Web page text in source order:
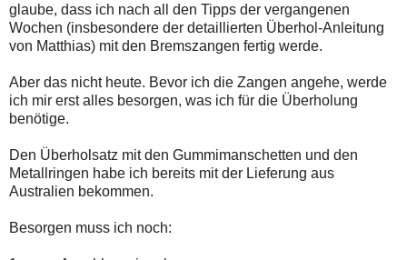
glaube, dass ich nach all den Tipps der vergangenen
Wochen (insbesondere der detaillierten Überhol-Anleitung
von Matthias) mit den Bremszangen fertig werde.
Aber das nicht heute. Bevor ich die Zangen angehe, werde
ich mir erst alles besorgen, was ich für die Überholung
benötige.
Den Überholsatz mit den Gummimanschetten und den
Metallringen habe ich bereits mit der Lieferung aus
Australien bekommen.
Besorgen muss ich noch: